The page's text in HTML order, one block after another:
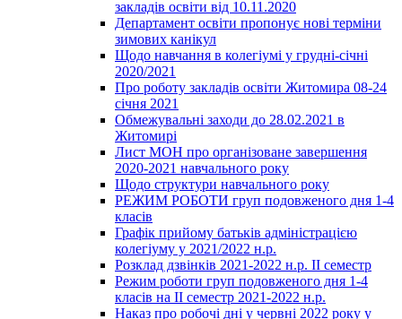
закладів освіти від 10.11.2020
Департамент освіти пропонує нові терміни
зимових канікул
Щодо навчання в колегіумі у грудні-січні
2020/2021
Про роботу закладів освіти Житомира 08-24
січня 2021
Обмежувальні заходи до 28.02.2021 в
Житомирі
Лист МОН про організоване завершення
2020-2021 навчального року
Щодо структури навчального року
РЕЖИМ РОБОТИ груп подовженого дня 1-4
класів
Графік прийому батьків адміністрацією
колегіуму у 2021/2022 н.р.
Розклад дзвінків 2021-2022 н.р. ІІ семестр
Режим роботи груп подовженого дня 1-4
класів на ІІ семестр 2021-2022 н.р.
Наказ про робочі дні у червні 2022 року у